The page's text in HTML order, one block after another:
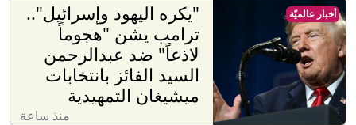
"يكره اليهود وإسرائيل"..
ترامب يشن "هجوماً
لاذعاً" ضد عبدالرحمن
السيد الفائز بانتخابات
ميشيغان التمهيدية
منذ ساعة
أخبار عالميّة